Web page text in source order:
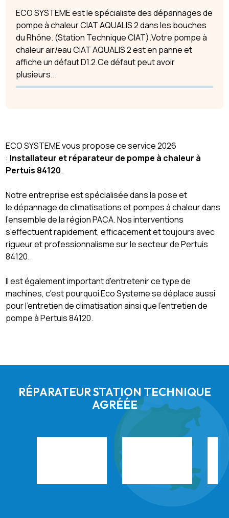
ECO SYSTEME est le spécialiste des dépannages de
pompe à chaleur CIAT AQUALIS 2 dans les bouches
du Rhône. (Station Technique CIAT).Votre pompe à
chaleur air/eau CIAT AQUALIS 2 est en panne et
affiche un défaut D1.2.Ce défaut peut avoir
plusieurs...
ECO SYSTEME vous propose ce service 2026
: Installateur et réparateur de pompe à chaleur à
Pertuis 84120.
Notre entreprise est spécialisée dans la pose et
le dépannage de climatisations et pompes à chaleur dans
l'ensemble de la région PACA. Nos interventions
s'effectuent rapidement, efficacement et toujours avec
rigueur et professionnalisme sur le secteur de Pertuis
84120.
Il est également important d'entretenir ce type de
machines, c'est pourquoi Eco Systeme se déplace aussi
pour l'entretien de climatisation ainsi que l'entretien de
pompe à Pertuis 84120.
RÉPARATEUR STATION TECHNIQUE
AGRÉÉE